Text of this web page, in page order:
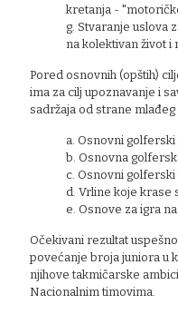
kretanja -
g. Stvaranje uslova
na kolektivan život i
Pored osnovnih (opštih)
ima za cilj upoznavanje i
sadržaja od strane mlađeg
a. Osnovni golferski
b. Osnovna
c. Osnovni golferski
d. Vrline koje krase
e. Osnove za igra
Očekivani rezultat
povećanje broja juniora u
njihove takmičarske
Nacionalnim timovima.